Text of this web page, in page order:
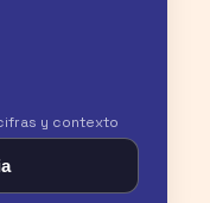
y contexto